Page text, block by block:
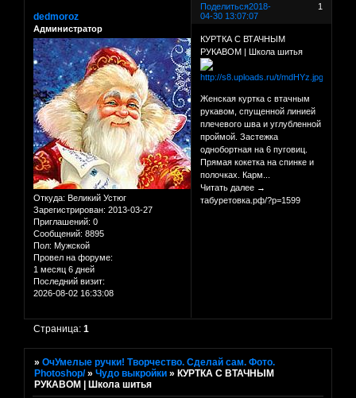
Поделиться 1
2018-
04-30 13:07:07
dedmoroz
Администратор
Откуда: Великий Устюг
Зарегистрирован: 2013-03-27
Приглашений: 0
Сообщений: 8895
Пол: Мужской
Провел на форуме:
1 месяц 6 дней
Последний визит:
2026-08-02 16:33:08
КУРТКА С ВТАЧНЫМ
РУКАВОМ | Школа шитья
Женская куртка с втачным
рукавом, спущенной линией
плечевого шва и углубленной
проймой. Застежка
однобортная на 6 пуговиц.
Прямая кокетка на спинке и
полочках. Карм...
Читать далее →
табуретовка.рф/?p=1599
Страница:1
»ОчУмелые ручки! Творчество. Сделай сам. Фото.
Photoshop/ »Чудо выкройки »КУРТКА С ВТАЧНЫМ
РУКАВОМ | Школа шитья